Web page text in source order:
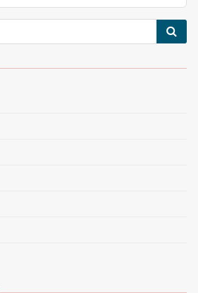
नेपाली काँग्रेस सभापति गगन थापालाई
सुनसरीका कार्यकर्ताको आग्रह